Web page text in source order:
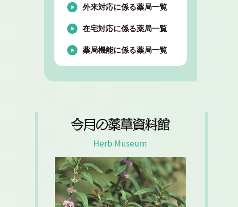
外来対応に係る薬局一覧
在宅対応に係る薬局一覧
薬局機能に係る薬局一覧
今月の薬草資料館
Herb Museum